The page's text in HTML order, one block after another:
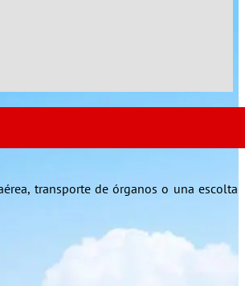
transporte de órganos o una escolta